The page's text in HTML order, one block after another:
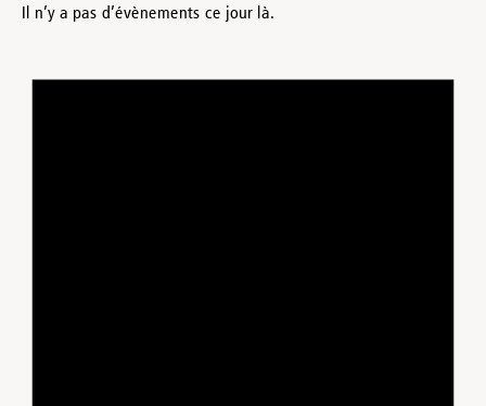
Il n’y a pas d’évènements ce jour là.